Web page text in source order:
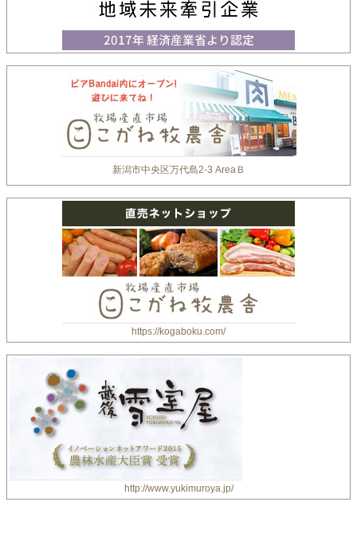
新潟市中央区万代島2-3 AreaＢ
https://kogaboku.com/
http://www.yukimuroya.jp/